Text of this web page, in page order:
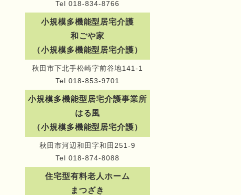
Tel 018-834-8766
小規模多機能型居宅介護
和ごや家
（小規模多機能型居宅介護）
秋田市下北手松崎字前谷地141-1
Tel 018-853-9701
小規模多機能型居宅介護事業所
はる風
（小規模多機能型居宅介護）
秋田市河辺和田字和田251-9
Tel 018-874-8088
住宅型有料老人ホーム
まつざき